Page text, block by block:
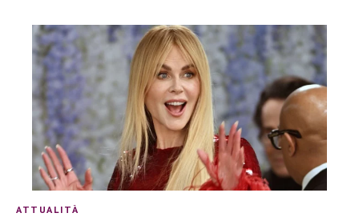
ATTUALITÀ